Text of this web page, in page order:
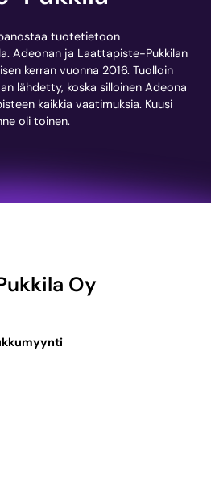
tuotetietoon
Adeonan ja Laattapiste-Pukkilan
kerran vuonna 2016. Tuolloin
lähdetty, koska silloinen Adeona
kaikkia vaatimuksia. Kuusi
oli toinen.
Oy